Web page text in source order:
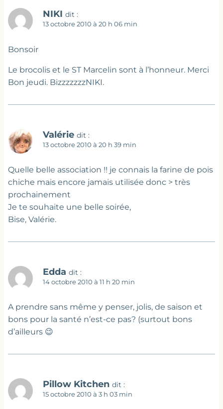
NIKI dit :
13 octobre 2010 à 20 h 06 min
Bonsoir
Le brocolis et le ST Marcelin sont à l’honneur. Merci
Bon jeudi. BizzzzzzzNIKI.
Valérie dit :
13 octobre 2010 à 20 h 39 min
Quelle belle association !! je connais la farine de pois
chiche mais encore jamais utilisée donc > très
prochainement
Je te souhaite une belle soirée,
Bise, Valérie.
Edda dit :
14 octobre 2010 à 11 h 20 min
A prendre sans même y penser, jolis, de saison et
bons pour la santé n’est-ce pas? (surtout bons
d’ailleurs 😉
Pillow Kitchen dit :
15 octobre 2010 à 3 h 03 min